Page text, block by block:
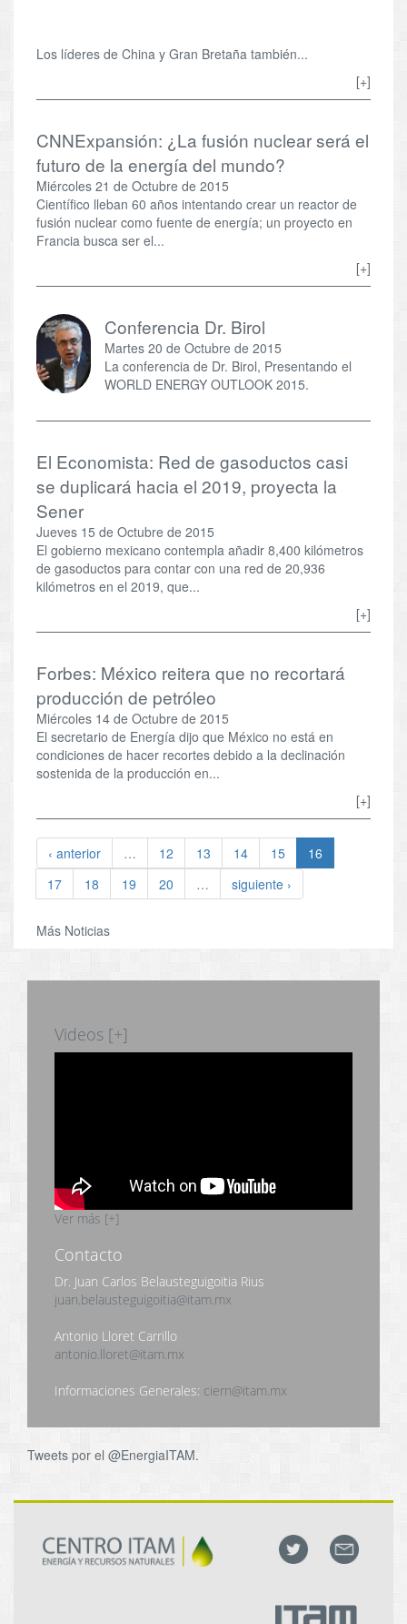
Los líderes de China y Gran Bretaña también...
[+]
CNNExpansión: ¿La fusión nuclear será el
futuro de la energía del mundo?
Miércoles 21 de Octubre de 2015
Científico lleban 60 años intentando crear un reactor de
fusión nuclear como fuente de energía; un proyecto en
Francia busca ser el...
[+]
Conferencia Dr. Birol
Martes 20 de Octubre de 2015
La conferencia de Dr. Birol, Presentando el
WORLD ENERGY OUTLOOK 2015.
El Economista: Red de gasoductos casi
se duplicará hacia el 2019, proyecta la
Sener
Jueves 15 de Octubre de 2015
El gobierno mexicano contempla añadir 8,400 kilómetros
de gasoductos para contar con una red de 20,936
kilómetros en el 2019, que...
[+]
Forbes: México reitera que no recortará
producción de petróleo
Miércoles 14 de Octubre de 2015
El secretario de Energía dijo que México no está en
condiciones de hacer recortes debido a la declinación
sostenida de la producción en...
[+]
‹ anterior … 12 13 14 15
16
17
18 19 20 … siguiente ›
Más Noticias
Videos [+]
Ver más [+]
Contacto
Dr. Juan Carlos Belausteguigoitia Rius
juan.belausteguigoitia@itam.mx
Antonio Lloret Carrillo
antonio.lloret@itam.mx
Informaciones Generales: ciern@itam.mx
Tweets por el @EnergiaITAM.